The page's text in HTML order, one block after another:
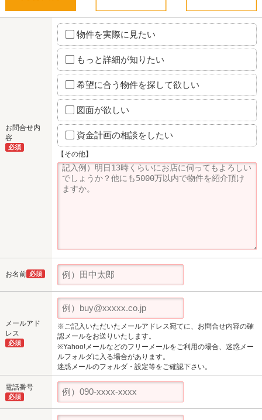
お問合せ内
容
必須
物件を実際に見たい
もっと詳細が知りたい
希望に合う物件を探して欲しい
図面が欲しい
資金計画の相談をしたい
【その他】
お名前 必須
メールアド
レス
必須
※ご記入いただいたメールアドレス宛てに、お問合せ内容の確
認メールをお送りいたします。
※Yahoo!メールなどのフリーメールをご利用の場合、迷惑メー
ルフォルダに入る場合があります。
迷惑メールのフォルダ・設定等をご確認下さい。
電話番号
必須